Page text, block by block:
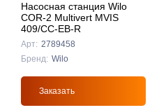
Насосная станция Wilo
COR-2 Multivert MVIS
409/CC-EB-R
Арт: 2789458
Бренд: Wilo
Заказать